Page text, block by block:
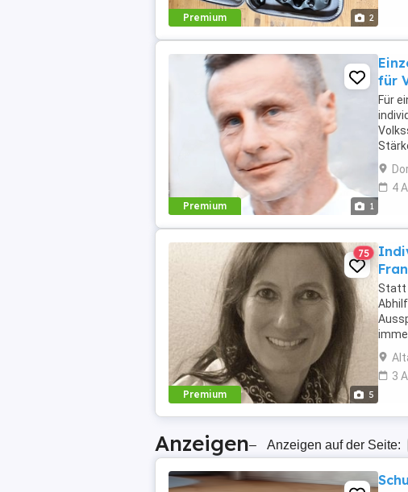
Premium 2
Premium 1
für
Für
4
Premium 5
75
Statt
3
Anzeigen– Anzeigen auf der Seite: